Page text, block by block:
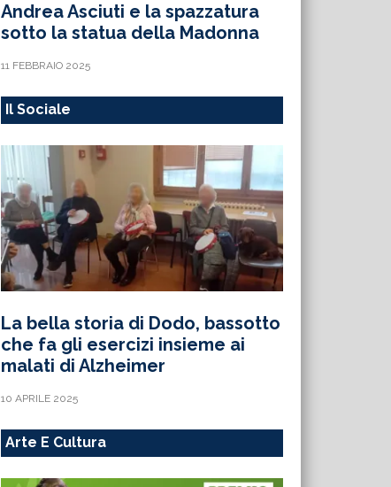
Andrea Asciuti e la spazzatura
sotto la statua della Madonna
11 FEBBRAIO 2025
Il Sociale
La bella storia di Dodo, bassotto
che fa gli esercizi insieme ai
malati di Alzheimer
10 APRILE 2025
Arte E Cultura